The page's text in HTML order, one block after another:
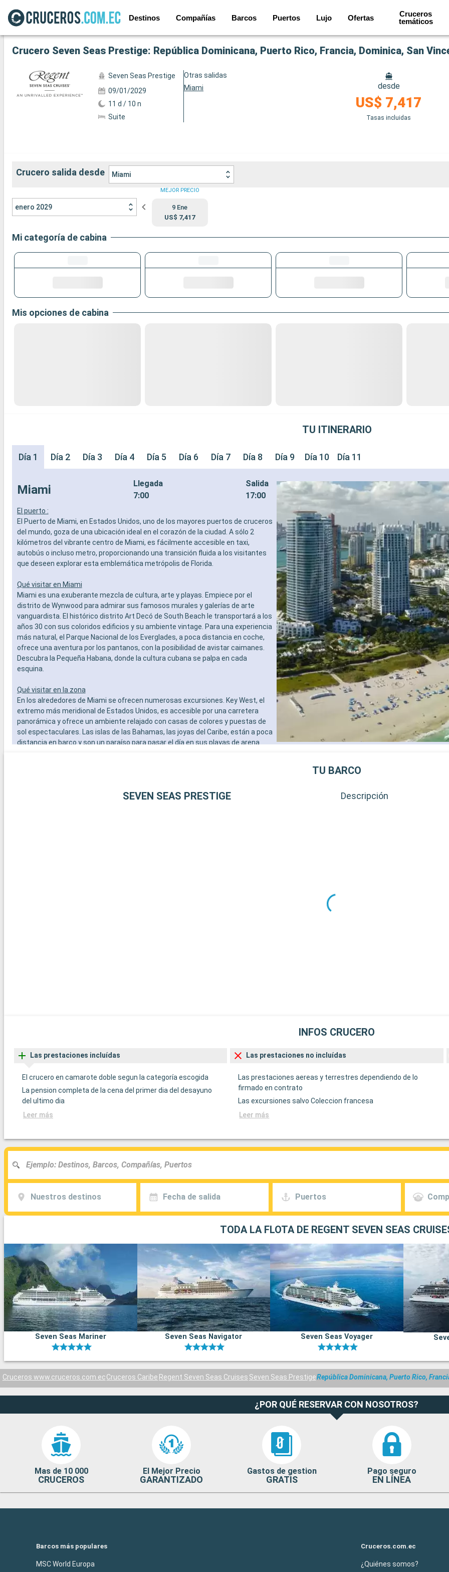
Destinos Compañías Barcos Puertos Lujo Ofertas
Cruceros
temáticos
Ver las 45 fotos siguientes
Seven Seas Prestige
09/01/2029
11 d / 10 n
Suite
Otras salidas
Miami
desde
US$ 7,417
Tasas incluidas
Crucero salida desde Miami
enero 2029
MEJOR PRECIO
9 Ene
US$ 7,417
Mi categoría de cabina
Mis opciones de cabina
TU ITINERARIO
Día 1 Día 2 Día 3 Día 4 Día 5 Día 6 Día 7 Día 8 Día 9 Día 10 Día 11
Miami
Llegada
7:00
Salida
17:00
El puerto :
El Puerto de Miami, en Estados Unidos, uno de los mayores puertos de cruceros
del mundo, goza de una ubicación ideal en el corazón de la ciudad. A sólo 2
kilómetros del vibrante centro de Miami, es fácilmente accesible en taxi,
autobús o incluso metro, proporcionando una transición fluida a los visitantes
que deseen explorar esta emblemática metrópolis de Florida.
Qué visitar en Miami
Miami es una exuberante mezcla de cultura, arte y playas. Empiece por el
distrito de Wynwood para admirar sus famosos murales y galerías de arte
vanguardista. El histórico distrito Art Decó de South Beach le transportará a los
años 30 con sus coloridos edificios y su ambiente vintage. Para una experiencia
más natural, el Parque Nacional de los Everglades, a poca distancia en coche,
ofrece una aventura por los pantanos, con la posibilidad de avistar caimanes.
Descubra la Pequeña Habana, donde la cultura cubana se palpa en cada
esquina.
Qué visitar en la zona
En los alrededores de Miami se ofrecen numerosas excursiones. Key West, el
extremo más meridional de Estados Unidos, es accesible por una carretera
panorámica y ofrece un ambiente relajado con casas de colores y puestas de
sol espectaculares. Las islas de las Bahamas, las joyas del Caribe, están a poca
distancia en barco y son un paraíso para pasar el día en sus playas de arena
TU BARCO
SEVEN SEAS PRESTIGE Descripción
INFOS CRUCERO
Las prestaciones incluídas
El crucero en camarote doble segun la categoría escogida
La pension completa de la cena del primer dia del desayuno
del ultimo dia
Leer más
Las prestaciones no incluídas
Las prestaciones aereas y terrestres dependiendo de lo
firmado en contrato
Las excursiones salvo Coleccion francesa
Leer más
Nuestros destinos Fecha de salida Puertos
TODA LA FLOTA DE REGENT SEVEN SEAS
Seven Seas Mariner Seven Seas Navigator Seven Seas Voyager
Cruceros www.cruceros.com.ecCruceros Caribe Regent Seven Seas Cruises Seven Seas PrestigeRepública Dominicana, Puerto Rico,
¿POR QUÉ RESERVAR CON NOSOTROS?
Mas de 10 000
CRUCEROS
El Mejor Precio
GARANTIZADO
Gastos de gestion
GRATIS
Pago seguro
EN LÍNEA
Barcos más populares
MSC World Europa
Cruceros.com.ec
¿Quiénes somos?